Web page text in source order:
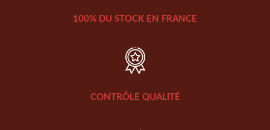
100% DU STOCK EN FRANCE
CONTRÔLE QUALITÉ